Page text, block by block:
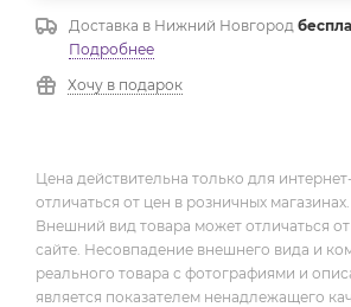
Доставка в Нижний Новгород
Подробнее
Хочу в подарок
Цена действительна только для
отличаться от цен в розничных магазинах.
Внешний вид товара может отличаться
сайте. Несовпадение внешнего вида и
реального товара с фотографиями и
является показателем ненадлежащего